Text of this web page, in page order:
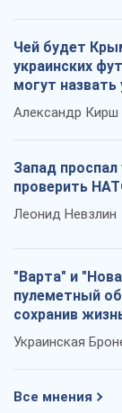
Чей будет
украинских
могут
Александр Кирш
Запад
проверить
Леонид Невзлин
"Варта" и
пулеметный
сохранив
Украинская
Все мнения